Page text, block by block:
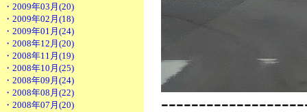
・2009年03月(20)
・2009年02月(18)
・2009年01月(24)
・2008年12月(20)
・2008年11月(19)
・2008年10月(25)
・2008年09月(24)
・2008年08月(22)
・2008年07月(20)